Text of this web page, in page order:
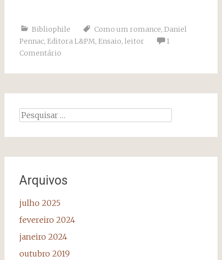
Bibliophile Como um romance, Daniel
Pennac, Editora L&PM, Ensaio, leitor
1
Comentário
Pesquisar
Arquivos
julho 2025
fevereiro 2024
janeiro 2024
outubro 2019